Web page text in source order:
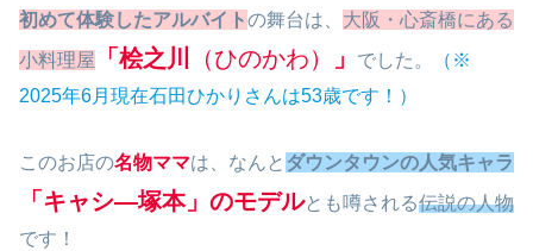
初めて体験したアルバイトの舞台は、 大阪・心斎橋にある
小料理屋
「桧之川 （ひのかわ） 」 でした。
（※
2025年6月現在石田ひかりさんは53歳です！）
このお店の名物ママは、なんと ダウンタウンの人気キャラ
「キャシ―塚本」のモデルとも噂される伝説の人物
です！